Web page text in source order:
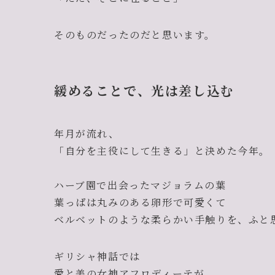
そのものだったのだと思います。
緩めることで、光は差し込む
年月が流れ、
「自分を主役にして生きる」と決めた今年。
ハーブ園で出会ったマジョラムの葉
葉っぱは丸みのある卵形で可愛くて
ベルベットのような柔らかい手触りを、ふと
ギリシャ神話では